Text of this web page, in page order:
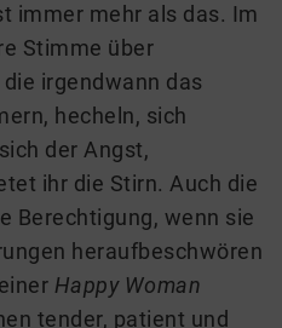
immer mehr als das. Im
Stimme über
irgendwann das
hecheln, sich
der Angst,
ihr die Stirn. Auch die
Berechtigung, wenn sie
heraufbeschwören
Happy Woman
tender, patient und